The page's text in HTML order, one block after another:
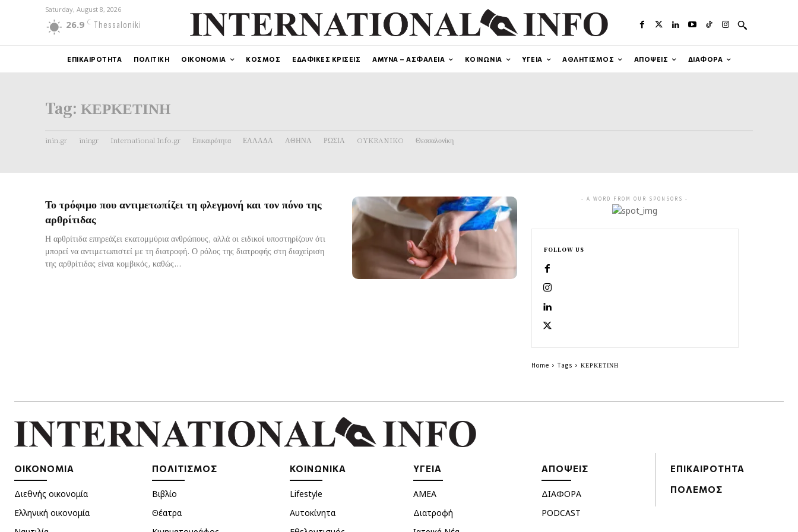
Saturday, August 8, 2026
26.9 C Thessaloniki
ΕΠΙΚΑΙΡΟΤΗΤΑ ΠΟΛΙΤΙΚΗ ΟΙΚΟΝΟΜΙΑ ΚΟΣΜΟΣ ΕΔΑΦΙΚΕΣ ΚΡΙΣΕΙΣ ΑΜΥΝΑ – ΑΣΦΑΛΕΙΑ ΚΟΙΝΩΝΙΑ ΥΓΕΙΑ ΑΘΛΗΤΙΣΜΟΣ ΑΠΟΨΕΙΣ ΔΙΑΦΟΡΑ
Tag: ΚΕΡΚΕΤΙΝΗ
inin.gr iningr International Info.gr Επικαιρότητα ΕΛΛΑΔΑ ΑΘΗΝΑ ΡΩΣΙΑ OYKRANIKO Θεσσαλονίκη
Το τρόφιμο που αντιμετωπίζει τη φλεγμονή και τον πόνο της
αρθρίτιδας
Η αρθρίτιδα επηρεάζει εκατομμύρια ανθρώπους, αλλά οι ειδικοί υποστηρίζουν ότι
μπορεί να αντιμετωπιστεί με τη διατροφή. Ο ρόλος της διατροφής στη διαχείριση
της αρθρίτιδας είναι κομβικός, καθώς...
- A WORD FROM OUR SPONSORS -
FOLLOW US
Home Tags ΚΕΡΚΕΤΙΝΗ
ΟΙΚΟΝΟΜΙΑ
Διεθνής οικονομία
Ελληνική οικονομία
ΠΟΛΙΤΙΣΜΟΣ
Βιβλίο
Θέατρα
ΚΟΙΝΩΝΙΚΑ
Lifestyle
Αυτοκίνητα
ΥΓΕΙΑ
ΑΜΕΑ
Διατροφή
ΑΠΟΨΕΙΣ
ΔΙΑΦΟΡΑ
PODCAST
ΕΠΙΚΑΙΡΟΤΗΤΑ
ΠΟΛΕΜΟΣ